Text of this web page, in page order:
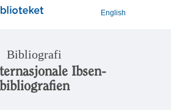
English
Bibliografi
Ibsen-
bibliografien